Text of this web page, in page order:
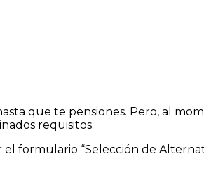
que te pensiones. Pero, al
requisitos.
formulario “Selección de